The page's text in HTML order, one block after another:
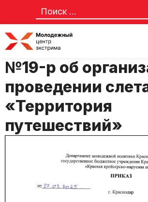
Приказ от
№19-р об
проведении
«Территория
путешествий»